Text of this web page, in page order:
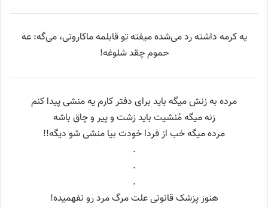
یه کرمه داشته رد می‌شده میفته تو قابلمه ماکارونی، می‌گه: عه
حموم چقد شلوغه!
مرده به زنش میگه باید برای دفتر کارم یه منشی پیدا کنم
زنه میگه مُنشیت باید زشت و پیر و چاق باشه
مرده میگه خب از فردا خودت بیا منشی شو دیگه!!
.
.
.
هنوز پزشک قانونی علت مرگ مرد رو نفهمیده!